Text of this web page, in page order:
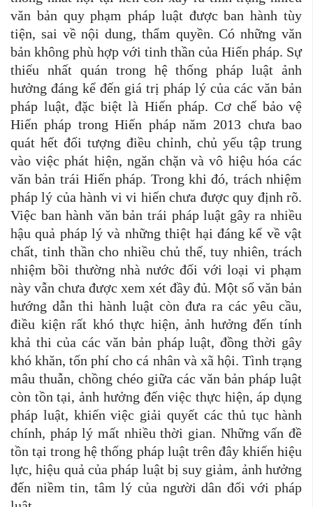
văn bản quy phạm pháp luật được ban hành tùy
tiện, sai về nội dung, thẩm quyền. Có những văn
bản không phù hợp với tinh thần của Hiến pháp. Sự
thiếu nhất quán trong hệ thống pháp luật ảnh
hưởng đáng kể đến giá trị pháp lý của các văn bản
pháp luật, đặc biệt là Hiến pháp. Cơ chế bảo vệ
Hiến pháp trong Hiến pháp năm 2013 chưa bao
quát hết đối tượng điều chỉnh, chủ yếu tập trung
vào việc phát hiện, ngăn chặn và vô hiệu hóa các
văn bản trái Hiến pháp. Trong khi đó, trách nhiệm
pháp lý của hành vi vi hiến chưa được quy định rõ.
Việc ban hành văn bản trái pháp luật gây ra nhiều
hậu quả pháp lý và những thiệt hại đáng kể về vật
chất, tinh thần cho nhiều chủ thể, tuy nhiên, trách
nhiệm bồi thường nhà nước đối với loại vi phạm
này vẫn chưa được xem xét đầy đủ. Một số văn bản
hướng dẫn thi hành luật còn đưa ra các yêu cầu,
điều kiện rất khó thực hiện, ảnh hưởng đến tính
khả thi của các văn bản pháp luật, đồng thời gây
khó khăn, tốn phí cho cá nhân và xã hội. Tình trạng
mâu thuẫn, chồng chéo giữa các văn bản pháp luật
còn tồn tại, ảnh hưởng đến việc thực hiện, áp dụng
pháp luật, khiến việc giải quyết các thủ tục hành
chính, pháp lý mất nhiều thời gian. Những vấn đề
tồn tại trong hệ thống pháp luật trên đây khiến hiệu
lực, hiệu quả của pháp luật bị suy giảm, ảnh hưởng
đến niềm tin, tâm lý của người dân đối với pháp